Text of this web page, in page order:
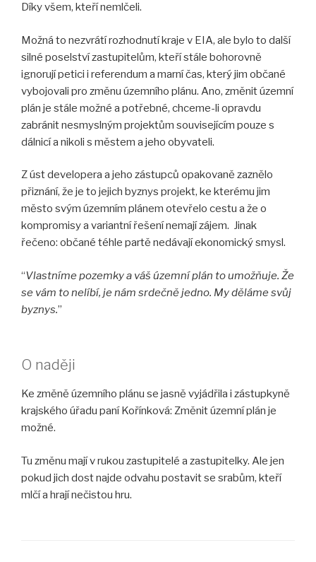
Díky všem, kteří nemlčeli.
Možná to nezvrátí rozhodnutí kraje v EIA, ale bylo to další
silné poselství zastupitelům, kteří stále bohorovně
ignorují petici i referendum a marní čas, který jim občané
vybojovali pro změnu územního plánu. Ano, změnit územní
plán je stále možné a potřebné, chceme-li opravdu
zabránit nesmyslným projektům souvisejícím pouze s
dálnicí a nikoli s městem a jeho obyvateli.
Z úst developera a jeho zástupců opakovaně zaznělo
přiznání, že je to jejich byznys projekt, ke kterému jim
město svým územním plánem otevřelo cestu a že o
kompromisy a variantní řešení nemají zájem. Jinak
řečeno: občané téhle partě nedávají ekonomický smysl.
“Vlastníme pozemky a váš územní plán to umožňuje. Že
se vám to nelíbí, je nám srdečně jedno. My děláme svůj
byznys.”
O naději
Ke změně územního plánu se jasně vyjádřila i zástupkyně
krajského úřadu paní Kořínková: Změnit územní plán je
možné.
Tu změnu mají v rukou zastupitelé a zastupitelky. Ale jen
pokud jich dost najde odvahu postavit se srabům, kteří
mlčí a hrají nečistou hru.